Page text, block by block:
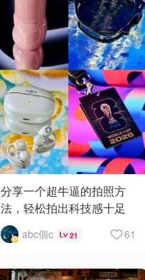
分享一个超牛逼的拍照方
法，轻松拍出科技感十足
的大片！✅
abc個c 21 61